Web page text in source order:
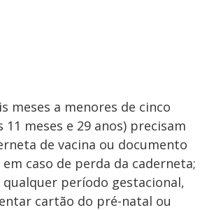
meses a menores de cinco
11 meses e 29 anos) precisam
de vacina ou documento
caso de perda da caderneta;
qualquer período gestacional,
cartão do pré-natal ou